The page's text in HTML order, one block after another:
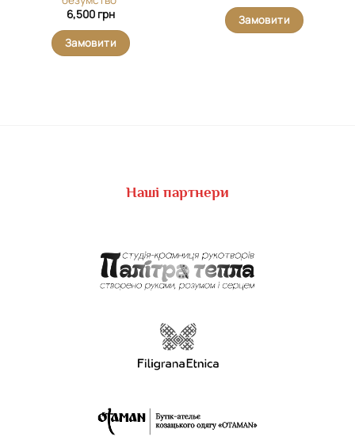
6,500 грн
Замовити
Замовити
Наші партнери